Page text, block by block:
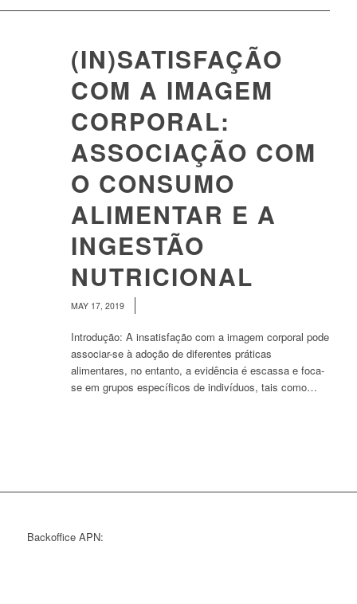
(IN)SATISFAÇÃO
COM A IMAGEM
CORPORAL:
ASSOCIAÇÃO COM
O CONSUMO
ALIMENTAR E A
INGESTÃO
NUTRICIONAL
MAY 17, 2019
Introdução: A insatisfação com a imagem corporal pode
associar-se à adoção de diferentes práticas
alimentares, no entanto, a evidência é escassa e foca-
se em grupos específicos de indivíduos, tais como…
Backoffice APN: